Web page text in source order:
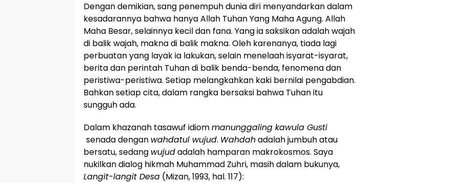
Dengan demikian, sang penempuh dunia diri menyandarkan dalam
kesadarannya bahwa hanya Allah Tuhan Yang Maha Agung. Allah
Maha Besar, selainnya kecil dan fana. Yang ia saksikan adalah wajah
di balik wajah, makna di balik makna. Oleh karenanya, tiada lagi
perbuatan yang layak ia lakukan, selain menelaah isyarat-isyarat,
berita dan perintah Tuhan di balik benda-benda, fenomena dan
peristiwa-peristiwa. Setiap melangkahkan kaki bernilai pengabdian.
Bahkan setiap cita, dalam rangka bersaksi bahwa Tuhan itu
sungguh ada.
Dalam khazanah tasawuf idiommanunggaling kawula Gusti
senada dengan wahdatul wujud. Wahdahadalah jumbuh atau
bersatu, sedang wujudadalah hamparan makrokosmos. Saya
nukilkan dialog hikmah Muhammad Zuhri, masih dalam bukunya,
Langit-langit Desa (Mizan, 1993, hal. 117):